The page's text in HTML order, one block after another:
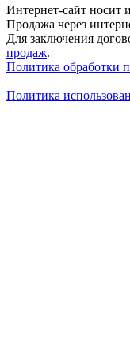
Интернет-сайт носит
Продажа через
Для заключения
продаж.
Политика обработки
Политика